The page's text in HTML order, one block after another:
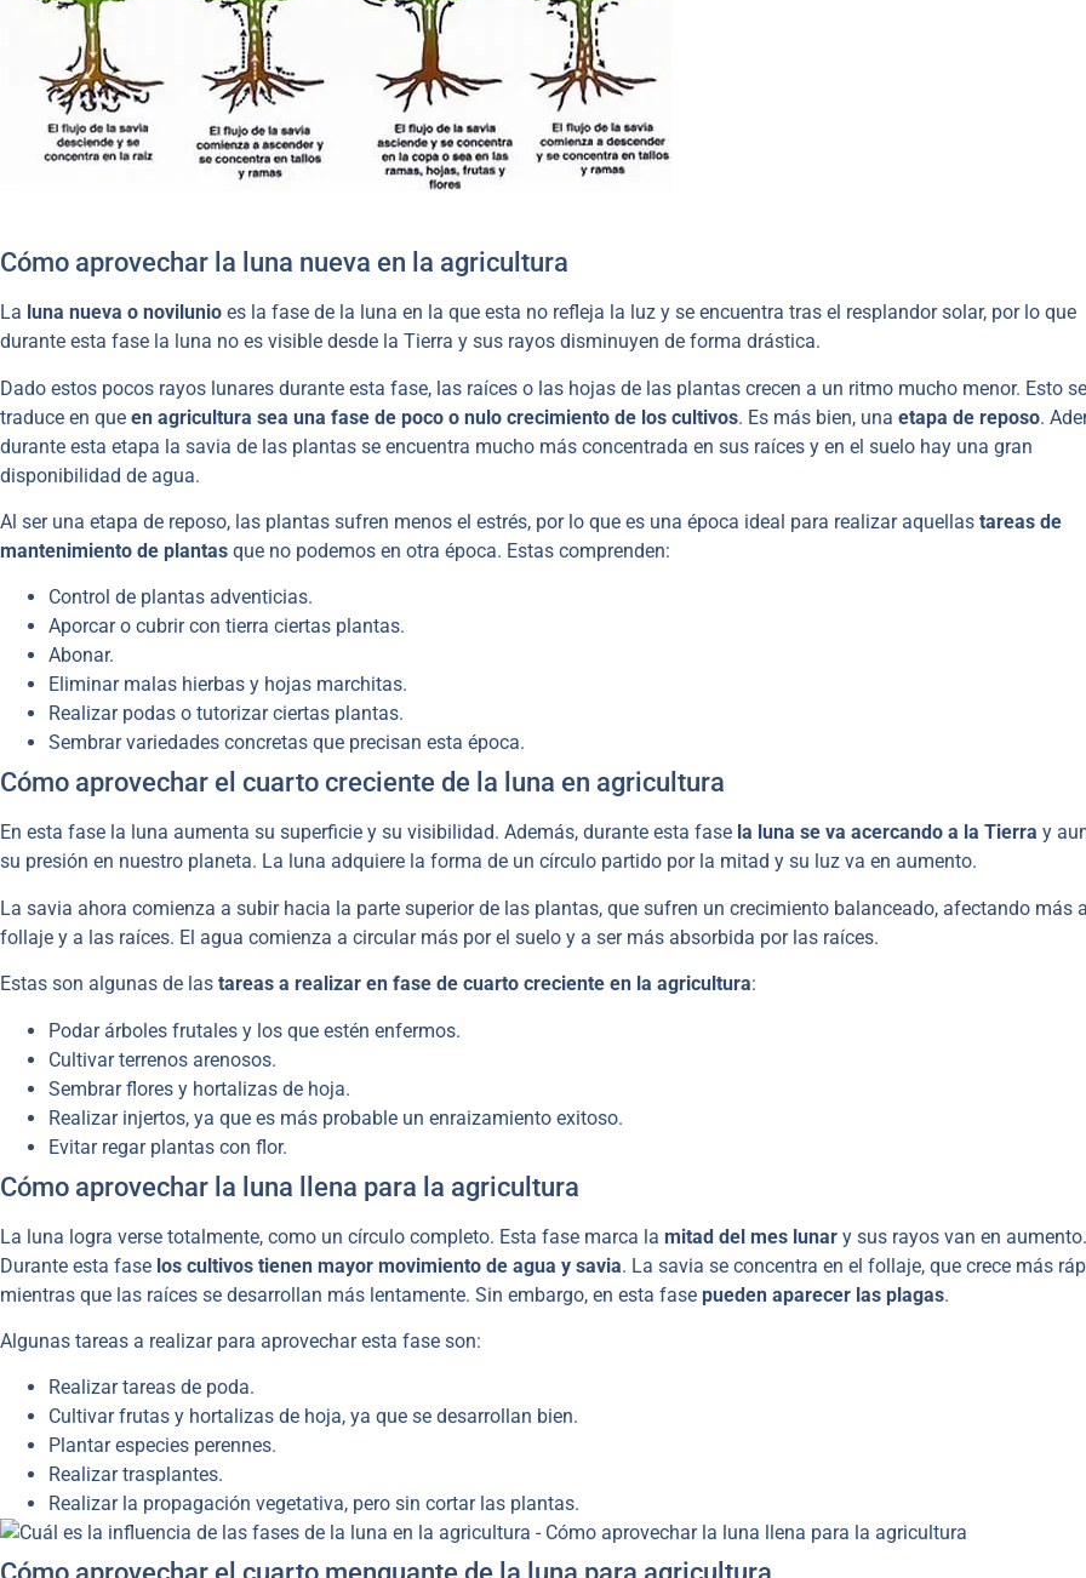
Cómo aprovechar la luna nueva en la agricultura
La luna nueva o novilunio es la fase de la luna en la que esta no refleja la luz y se encuentra tras el resplandor solar, por lo que
durante esta fase la luna no es visible desde la Tierra y sus rayos disminuyen de forma drástica.
Dado estos pocos rayos lunares durante esta fase, las raíces o las hojas de las plantas crecen a un ritmo mucho menor. Esto se
traduce en que en agricultura sea una fase de poco o nulo crecimiento de los cultivos. Es más bien, una etapa de reposo.
durante esta etapa la savia de las plantas se encuentra mucho más concentrada en sus raíces y en el suelo hay una gran
disponibilidad de agua.
Al ser una etapa de reposo, las plantas sufren menos el estrés, por lo que es una época ideal para realizar aquellas tareas de
mantenimiento de plantas que no podemos en otra época. Estas comprenden:
Control de plantas adventicias.
Aporcar o cubrir con tierra ciertas plantas.
Abonar.
Eliminar malas hierbas y hojas marchitas.
Realizar podas o tutorizar ciertas plantas.
Sembrar variedades concretas que precisan esta época.
Cómo aprovechar el cuarto creciente de la luna en agricultura
En esta fase la luna aumenta su superficie y su visibilidad. Además, durante esta fase la luna se va acercando a la Tierra y
su presión en nuestro planeta. La luna adquiere la forma de un círculo partido por la mitad y su luz va en aumento.
La savia ahora comienza a subir hacia la parte superior de las plantas, que sufren un crecimiento balanceado, afectando más
follaje y a las raíces. El agua comienza a circular más por el suelo y a ser más absorbida por las raíces.
Estas son algunas de las tareas a realizar en fase de cuarto creciente en la agricultura:
Podar árboles frutales y los que estén enfermos.
Cultivar terrenos arenosos.
Sembrar flores y hortalizas de hoja.
Realizar injertos, ya que es más probable un enraizamiento exitoso.
Evitar regar plantas con flor.
Cómo aprovechar la luna llena para la agricultura
La luna logra verse totalmente, como un círculo completo. Esta fase marca la mitad del mes lunar y sus rayos van en aumento.
Durante esta fase los cultivos tienen mayor movimiento de agua y savia. La savia se concentra en el follaje, que crece más
mientras que las raíces se desarrollan más lentamente. Sin embargo, en esta fase pueden aparecer las plagas.
Algunas tareas a realizar para aprovechar esta fase son:
Realizar tareas de poda.
Cultivar frutas y hortalizas de hoja, ya que se desarrollan bien.
Plantar especies perennes.
Realizar trasplantes.
Realizar la propagación vegetativa, pero sin cortar las plantas.